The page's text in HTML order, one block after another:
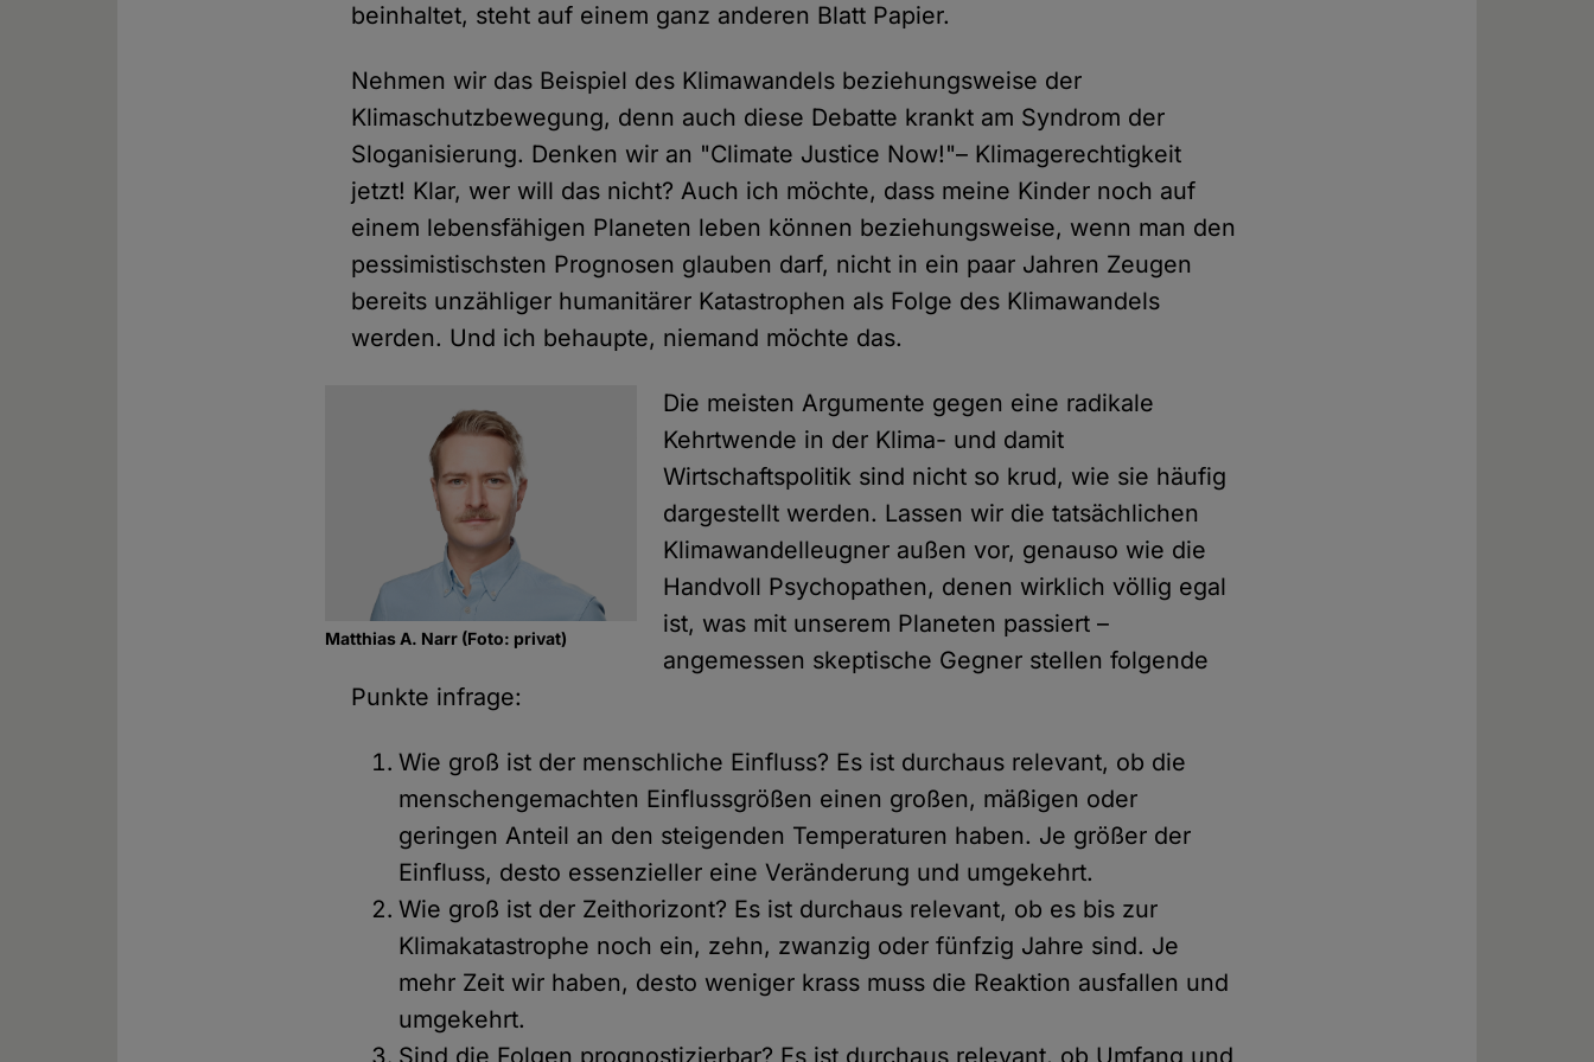
beinhaltet, steht auf einem ganz anderen Blatt Papier.
Nehmen wir das Beispiel des Klimawandels beziehungsweise der
Klimaschutzbewegung, denn auch diese Debatte krankt am Syndrom der
Sloganisierung. Denken wir an "Climate Justice Now!"– Klimagerechtigkeit
jetzt! Klar, wer will das nicht? Auch ich möchte, dass meine Kinder noch auf
einem lebensfähigen Planeten leben können beziehungsweise, wenn man den
pessimistischsten Prognosen glauben darf, nicht in ein paar Jahren Zeugen
bereits unzähliger humanitärer Katastrophen als Folge des Klimawandels
werden. Und ich behaupte, niemand möchte das.
Matthias A. Narr (Foto: privat)
Die meisten Argumente gegen eine radikale
Kehrtwende in der Klima- und damit
Wirtschaftspolitik sind nicht so krud, wie sie häufig
dargestellt werden. Lassen wir die tatsächlichen
Klimawandelleugner außen vor, genauso wie die
Handvoll Psychopathen, denen wirklich völlig egal
ist, was mit unserem Planeten passiert –
angemessen skeptische Gegner stellen folgende
Punkte infrage:
Wie groß ist der menschliche Einfluss? Es ist durchaus relevant, ob die
menschengemachten Einflussgrößen einen großen, mäßigen oder
geringen Anteil an den steigenden Temperaturen haben. Je größer der
Einfluss, desto essenzieller eine Veränderung und umgekehrt.
Wie groß ist der Zeithorizont? Es ist durchaus relevant, ob es bis zur
Klimakatastrophe noch ein, zehn, zwanzig oder fünfzig Jahre sind. Je
mehr Zeit wir haben, desto weniger krass muss die Reaktion ausfallen und
umgekehrt.